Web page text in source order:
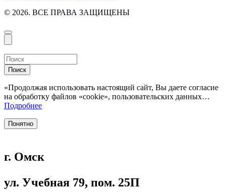
© 2026. ВСЕ ПРАВА ЗАЩИЩЕНЫ
Поиск
«Продолжая использовать настоящий сайт, Вы даете согласие
на обработку файлов «cookie», пользовательских данных…
Подробнее
Понятно
г. Омск
ул. Учебная 79, пом. 25П